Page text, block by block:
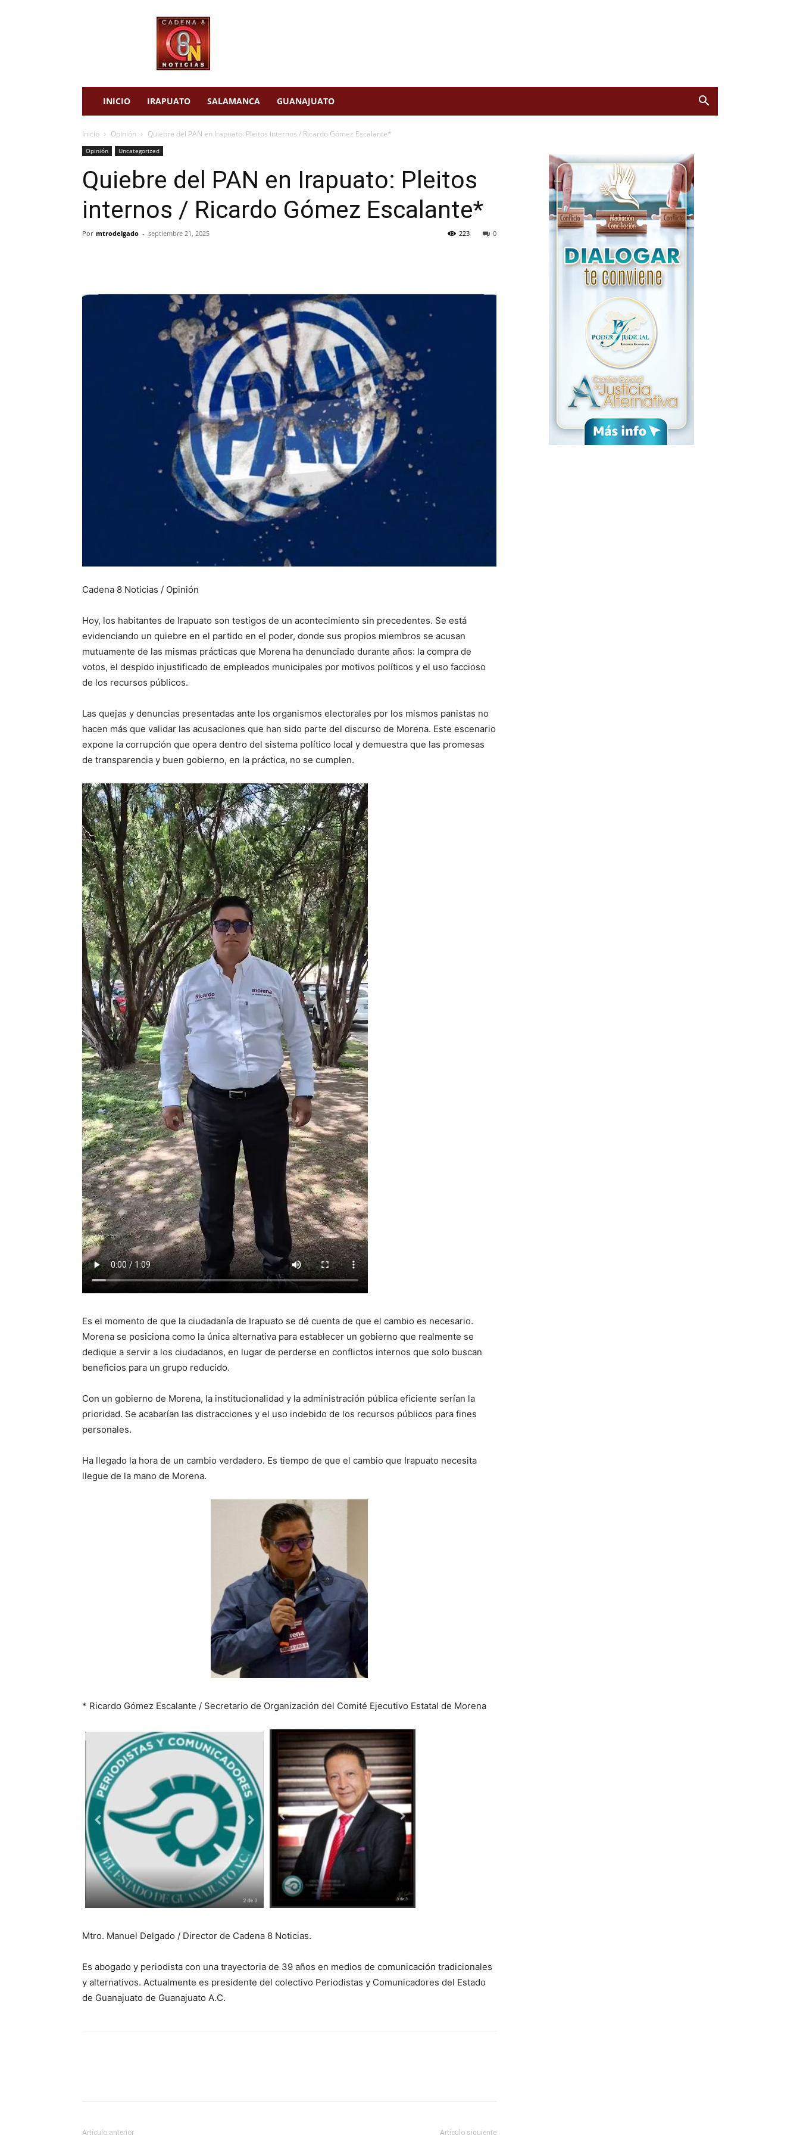
INICIO IRAPUATO SALAMANCA GUANAJUATO
Inicio Opinión Quiebre del PAN en Irapuato: Pleitos internos / Ricardo Gómez Escalante*
Opinión Uncategorized
Quiebre del PAN en Irapuato: Pleitos
internos / Ricardo Gómez Escalante*
Por mtrodelgado - septiembre 21, 2025 0
223
Cadena 8 Noticias / Opinión
​Hoy, los habitantes de Irapuato son testigos de un acontecimiento sin precedentes. Se está
evidenciando un quiebre en el partido en el poder, donde sus propios miembros se acusan
mutuamente de las mismas prácticas que Morena ha denunciado durante años: la compra de
votos, el despido injustificado de empleados municipales por motivos políticos y el uso faccioso
de los recursos públicos.
​Las quejas y denuncias presentadas ante los organismos electorales por los mismos panistas no
hacen más que validar las acusaciones que han sido parte del discurso de Morena. Este escenario
expone la corrupción que opera dentro del sistema político local y demuestra que las promesas
de transparencia y buen gobierno, en la práctica, no se cumplen.
​Es el momento de que la ciudadanía de Irapuato se dé cuenta de que el cambio es necesario.
Morena se posiciona como la única alternativa para establecer un gobierno que realmente se
dedique a servir a los ciudadanos, en lugar de perderse en conflictos internos que solo buscan
beneficios para un grupo reducido.
​Con un gobierno de Morena, la institucionalidad y la administración pública eficiente serían la
prioridad. Se acabarían las distracciones y el uso indebido de los recursos públicos para fines
personales.
​Ha llegado la hora de un cambio verdadero. Es tiempo de que el cambio que Irapuato necesita
llegue de la mano de Morena.
* Ricardo Gómez Escalante / Secretario de Organización del Comité Ejecutivo Estatal de Morena
Mtro. Manuel Delgado / Director de Cadena 8 Noticias.
Es abogado y periodista con una trayectoria de 39 años en medios de comunicación tradicionales
y alternativos. Actualmente es presidente del colectivo Periodistas y Comunicadores del Estado
de Guanajuato de Guanajuato A.C.
Artículo anterior Artículo siguiente